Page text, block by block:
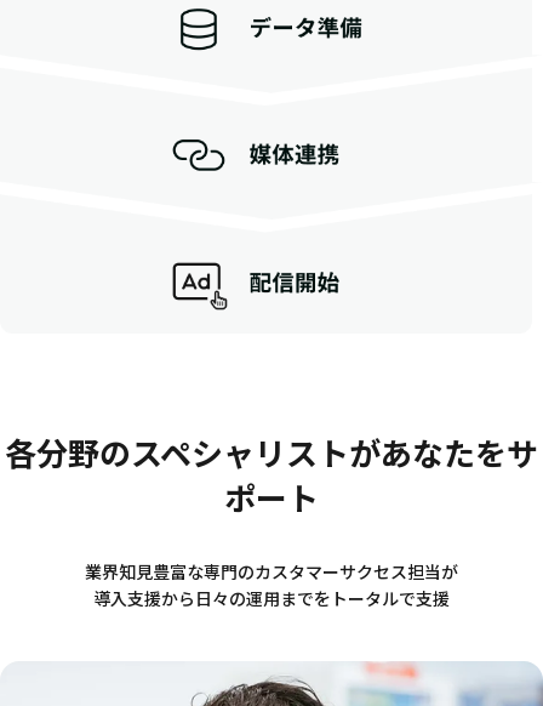
各分野のスペシャリストがあなたをサ
ポート
業界知見豊富な専門のカスタマーサクセス担当が
導入支援から日々の運用までをトータルで支援